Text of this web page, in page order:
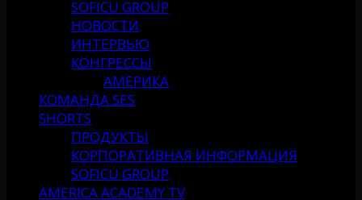
SOFICU GROUP
НОВОСТИ
ИНТЕРВЬЮ
КОНГРЕССЫ
АМЕРИКА
КОМАНДА SES
SHORTS
ПРОДУКТЫ
КОРПОРАТИВНАЯ ИНФОРМАЦИЯ
SOFICU GROUP
AMERICA ACADEMY TV